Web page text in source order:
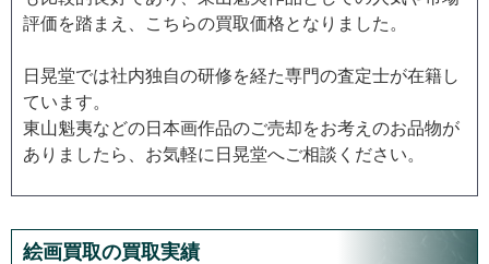
評価を踏まえ、こちらの買取価格となりました。
日晃堂では社内独自の研修を経た専門の査定士が在籍し
ています。
東山魁夷などの日本画作品のご売却をお考えのお品物が
ありましたら、お気軽に日晃堂へご相談ください。
絵画買取の買取実績